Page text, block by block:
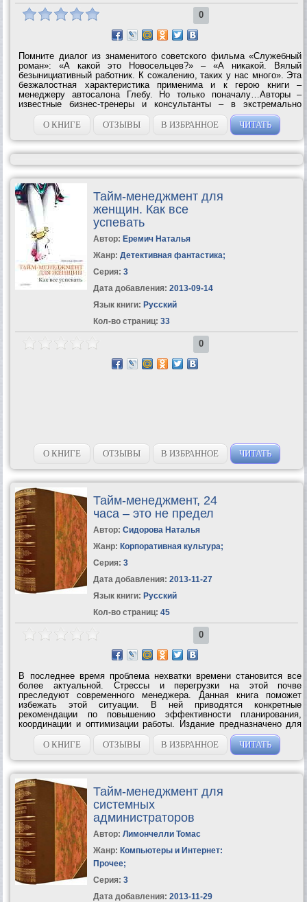
0
Помните диалог из знаменитого советского фильма «Служебный
роман»: «А какой это Новосельцев?» – «А никакой. Вялый
безынициативный работник. К сожалению, таких у нас много». Эта
безжалостная характеристика применима и к герою книги –
менеджеру автосалона Глебу. Но только поначалу…Авторы –
известные бизнес-тренеры и консультанты – в экстремально
сжатые сроки (всего 2 месяца!) проводят своего героя по
огромному пути – от заурядного,...
О КНИГЕ ОТЗЫВЫ В ИЗБРАННОЕ ЧИТАТЬ
Тайм-менеджмент для
женщин. Как все
успевать
Автор: Еремич Наталья
Жанр: Детективная фантастика;
Серия: 3
Дата добавления: 2013-09-14
Язык книги: Русский
Кол-во страниц: 33
0
О КНИГЕ ОТЗЫВЫ В ИЗБРАННОЕ ЧИТАТЬ
Тайм-менеджмент, 24
часа – это не предел
Автор: Сидорова Наталья
Жанр: Корпоративная культура;
Серия: 3
Дата добавления: 2013-11-27
Язык книги: Русский
Кол-во страниц: 45
0
В последнее время проблема нехватки времени становится все
более актуальной. Стрессы и перегрузки на этой почве
преследуют современного менеджера. Данная книга поможет
избежать этой ситуации. В ней приводятся конкретные
рекомендации по повышению эффективности планирования,
координации и оптимизации работы. Издание предназначено для
руководителей всех уровней, предпринимателей, психологов,
студентов всех специальностей,...
О КНИГЕ ОТЗЫВЫ В ИЗБРАННОЕ ЧИТАТЬ
Тайм-менеджмент для
системных
администраторов
Автор: Лимончелли Томас
Жанр: Компьютеры и Интернет:
Прочее;
Серия: 3
Дата добавления: 2013-11-29